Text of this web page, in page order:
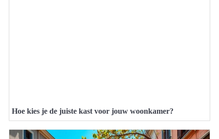
Hoe kies je de juiste kast voor jouw woonkamer?